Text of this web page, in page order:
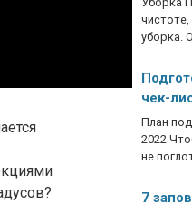
уборка.
чек-
План
2022
не
7